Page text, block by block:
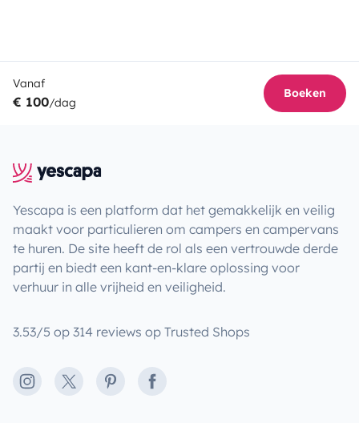
Vanaf
€ 100/dag
Boeken
Yescapa is een platform dat het gemakkelijk en veilig
maakt voor particulieren om campers en campervans
te huren. De site heeft de rol als een vertrouwde derde
partij en biedt een kant-en-klare oplossing voor
verhuur in alle vrijheid en veiligheid.
3.53/5 op 314 reviews op Trusted Shops
Instagram
X PinterestFacebook